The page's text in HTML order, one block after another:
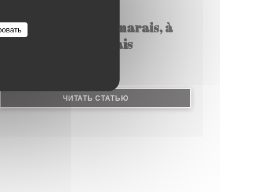
ОКНЕ))
En route vers le marais, à
Clairmarais
ЧИТАТЬ СТАТЬЮ((ОТКРЫВАЕТСЯ В НОВОМ ОКНЕ))